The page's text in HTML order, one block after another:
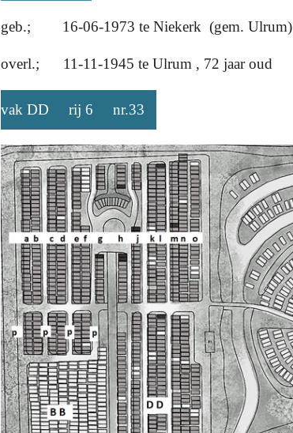
geb.; 16-06-1973 te Niekerk (gem. Ulrum)
overl.; 11-11-1945 te Ulrum , 72 jaar oud
vak DD rij 6 nr.33